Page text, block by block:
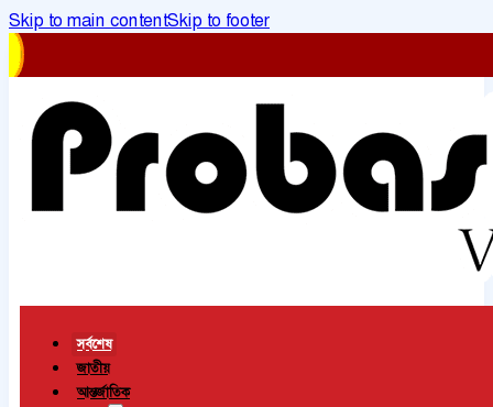
Skip to main contentSkip to footer
সর্বশেষ
জাতীয়
আন্তর্জাতিক